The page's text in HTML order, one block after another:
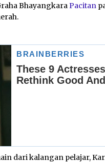
BhayangkaraPacitan
dari kalangan pelajar,